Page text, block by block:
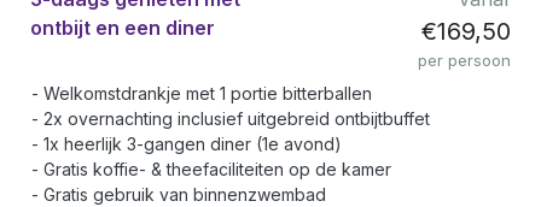
ontbijt en een diner
€169,50
per persoon
Welkomstdrankje met 1 portie bitterballen
2x overnachting inclusief uitgebreid ontbijtbuffet
1x heerlijk 3-gangen diner (1e avond)
Gratis koffie- & theefaciliteiten op de kamer
Gratis gebruik van binnenzwembad